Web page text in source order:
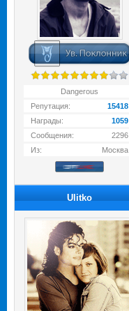
Dangerous
Репутация:
15418
Награды:
1059
Сообщения:
2296
Из:
Москва
Ulitko